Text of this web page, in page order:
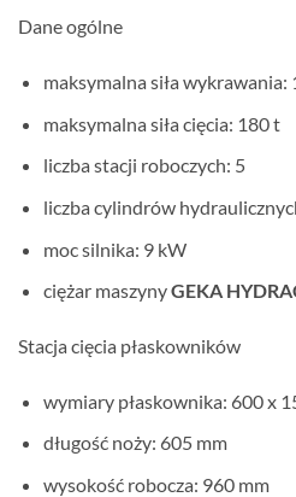
Dane ogólne
maksymalna siła wykrawania:
maksymalna siła cięcia: 180 t
liczba stacji roboczych: 5
liczba cylindrów
moc silnika: 9 kW
ciężar maszynyGEKA
Stacja cięcia płaskowników
wymiary płaskownika: 600 x
długość noży: 605 mm
wysokość robocza: 960 mm